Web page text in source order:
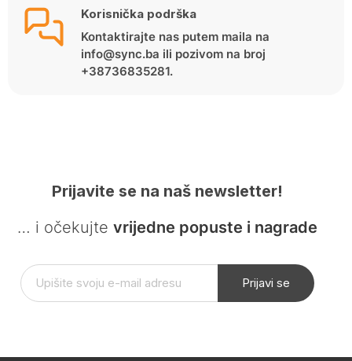
Korisnička podrška
Kontaktirajte nas putem maila na
info@sync.ba ili pozivom na broj
+38736835281.
Prijavite se na naš newsletter!
… i očekujte vrijedne popuste i nagrade
Prijavi se